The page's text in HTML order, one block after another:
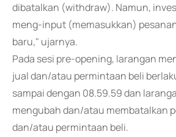
dibatalkan (withdraw). Namun,
meng-input (memasukkan)
baru," ujarnya.
Pada sesi pre-opening, larangan
jual dan/atau permintaan beli
sampai dengan 08.59.59 dan
mengubah dan/atau membatalkan
dan/atau permintaan beli.